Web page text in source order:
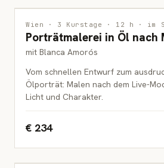
MALEREI
ERWACHSENE
Wien · 3 Kurstage · 12 h · im
Porträtmalerei in Öl nach
mit Blanca Amorós
Vom schnellen Entwurf zum
Ölporträt: Malen nach dem Live-
Licht und Charakter.
€ 234